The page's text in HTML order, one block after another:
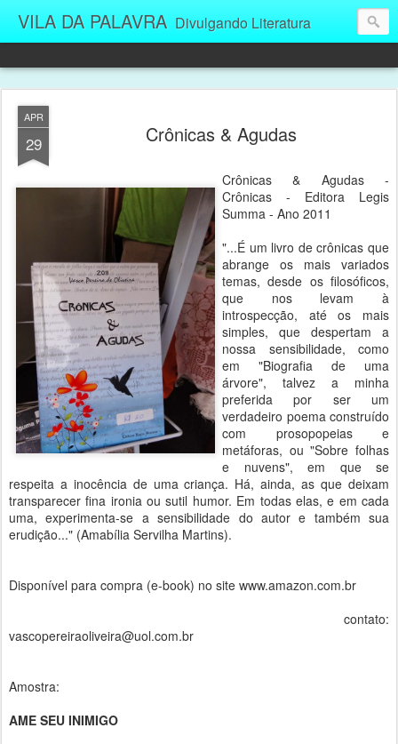
VILA DA PALAVRA Divulgando Literatura
APR
29 Crônicas & Agudas
Crônicas & Agudas -
Crônicas - Editora Legis
Summa - Ano 2011
"...É um livro de crônicas que
abrange os mais variados
temas, desde os filosóficos,
que nos levam à
introspecção, até os mais
simples, que despertam a
nossa sensibilidade, como
em "Biografia de uma
árvore", talvez a minha
preferida por ser um
verdadeiro poema construído
com prosopopeias e
metáforas, ou "Sobre folhas
e nuvens", em que se
respeita a inocência de uma criança. Há, ainda, as que deixam
transparecer fina ironia ou sutil humor. Em todas elas, e em cada
uma, experimenta-se a sensibilidade do autor e também sua
erudição..." (Amabília Servilha Martins).
Disponível para compra (e-book) no site www.amazon.com.br
contato:
vascopereiraoliveira@uol.com.br
Amostra:
AME SEU INIMIGO